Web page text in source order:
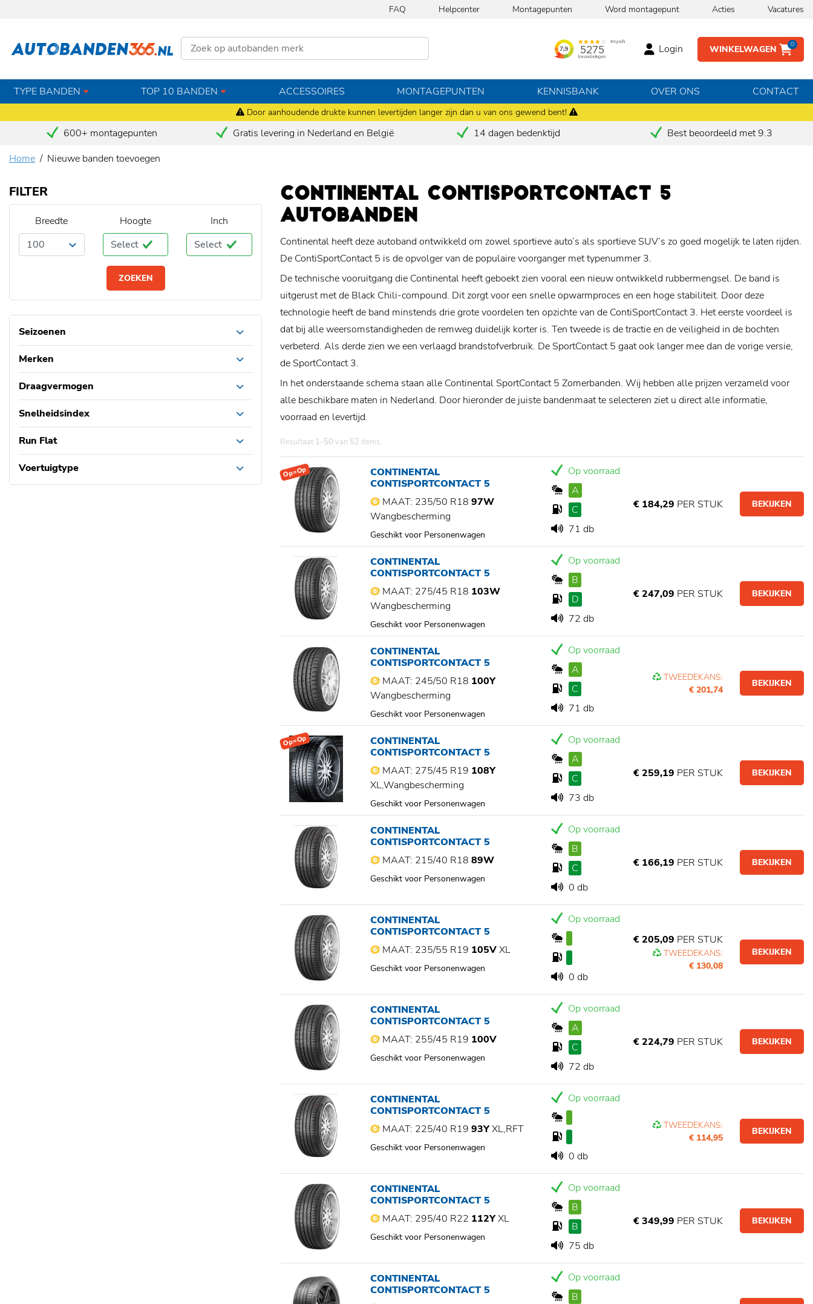
Door aanhoudende drukte kunnen levertijden langer zijn dan u van ons gewend bent!
FAQ Helpcenter Montagepunten Word montagepunt Acties Vacatures
WINKELWAGEN 0
Login
TYPE BANDEN TOP 10 BANDEN ACCESSOIRES MONTAGEPUNTEN KENNISBANK OVER ONS CONTACT
600+ montagepunten Gratis levering in Nederland en België 14 dagen bedenktijd
Best beoordeeld met 9.3
Home
Nieuwe banden toevoegen
FILTER
Breedte Hoogte Inch
ZOEKEN
Seizoenen
Merken
Draagvermogen
Snelheidsindex
Run Flat
Voertuigtype
CONTINENTAL CONTISPORTCONTACT 5
AUTOBANDEN
Continental heeft deze autoband ontwikkeld om zowel sportieve auto’s als sportieve SUV’s zo goed mogelijk te laten rijden.
De ContiSportContact 5 is de opvolger van de populaire voorganger met typenummer 3.
De technische vooruitgang die Continental heeft geboekt zien vooral een nieuw ontwikkeld rubbermengsel. De band is
uitgerust met de Black Chili-compound. Dit zorgt voor een snelle opwarmproces en een hoge stabiliteit. Door deze
technologie heeft de band minstends drie grote voordelen ten opzichte van de ContiSportContact 3. Het eerste voordeel is
dat bij alle weersomstandigheden de remweg duidelijk korter is. Ten tweede is de tractie en de veiligheid in de bochten
verbeterd. Als derde zien we een verlaagd brandstofverbruik. De SportContact 5 gaat ook langer mee dan de vorige versie,
de SportContact 3.
In het onderstaande schema staan alle Continental SportContact 5 Zomerbanden. Wij hebben alle prijzen verzameld voor
alle beschikbare maten in Nederland. Door hieronder de juiste bandenmaat te selecteren ziet u direct alle informatie,
voorraad en levertijd.
Resultaat 1-50 van 52 items.
Op=Op
CONTINENTAL
CONTISPORTCONTACT 5
MAAT: 235/50 R1897W
Wangbescherming
Geschikt voor Personenwagen
Op voorraad
A
C
71 db
€ 184,29 PER STUK BEKIJKEN
CONTINENTAL
CONTISPORTCONTACT 5
MAAT: 275/45 R18 103W
Wangbescherming
Geschikt voor Personenwagen
Op voorraad
B
D
72 db
€ 247,09 PER STUK BEKIJKEN
CONTINENTAL
CONTISPORTCONTACT 5
MAAT: 245/50 R18 100Y
Wangbescherming
Geschikt voor Personenwagen
Op voorraad
A
C
71 db
TWEEDEKANS:
€ 201,74
BEKIJKEN
Op=Op
CONTINENTAL
CONTISPORTCONTACT 5
MAAT: 275/45 R19 108Y
XL,Wangbescherming
Geschikt voor Personenwagen
Op voorraad
A
C
73 db
€ 259,19 PER STUK BEKIJKEN
CONTINENTAL
CONTISPORTCONTACT 5
MAAT: 215/40 R1889W
Geschikt voor Personenwagen
Op voorraad
B
C
0 db
€ 166,19 PER STUK BEKIJKEN
CONTINENTAL
CONTISPORTCONTACT 5
MAAT: 235/55 R19 105VXL
Geschikt voor Personenwagen
Op voorraad
0 db
€ 205,09 PER STUK
TWEEDEKANS:
€ 130,08
BEKIJKEN
CONTINENTAL
CONTISPORTCONTACT 5
MAAT: 255/45 R19 100V
Geschikt voor Personenwagen
Op voorraad
A
C
72 db
€ 224,79 PER STUK BEKIJKEN
CONTINENTAL
CONTISPORTCONTACT 5
MAAT: 225/40 R1993YXL,RFT
Geschikt voor Personenwagen
Op voorraad
0 db
TWEEDEKANS:
€ 114,95
BEKIJKEN
CONTINENTAL
CONTISPORTCONTACT 5
MAAT: 295/40 R22 112YXL
Geschikt voor Personenwagen
Op voorraad
B
B
75 db
€ 349,99 PER STUK BEKIJKEN
CONTINENTAL
CONTISPORTCONTACT 5
Op voorraad
B